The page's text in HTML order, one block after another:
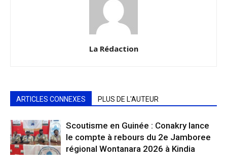
La Rédaction
ARTICLES CONNEXES PLUS DE L'AUTEUR
Scoutisme en Guinée : Conakry lance
le compte à rebours du 2e Jamboree
régional Wontanara 2026 à Kindia